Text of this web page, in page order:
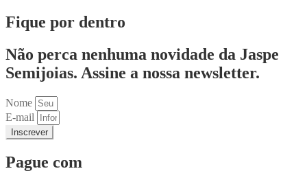
Fique por dentro
Não perca nenhuma novidade da Jaspe
Semijoias. Assine a nossa newsletter.
Nome
E-mail
Inscrever
Pague com